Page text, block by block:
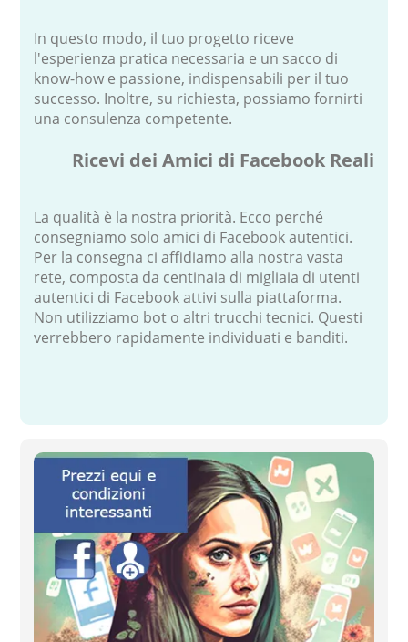
In questo modo, il tuo progetto riceve
l'esperienza pratica necessaria e un sacco di
know-how e passione, indispensabili per il tuo
successo. Inoltre, su richiesta, possiamo fornirti
una consulenza competente.
Ricevi dei Amici di Facebook Reali
La qualità è la nostra priorità. Ecco perché
consegniamo solo amici di Facebook autentici.
Per la consegna ci affidiamo alla nostra vasta
rete, composta da centinaia di migliaia di utenti
autentici di Facebook attivi sulla piattaforma.
Non utilizziamo bot o altri trucchi tecnici. Questi
verrebbero rapidamente individuati e banditi.